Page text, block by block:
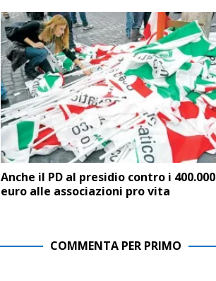
Anche il PD al presidio contro i 400.000
euro alle associazioni pro vita
COMMENTA PER PRIMO